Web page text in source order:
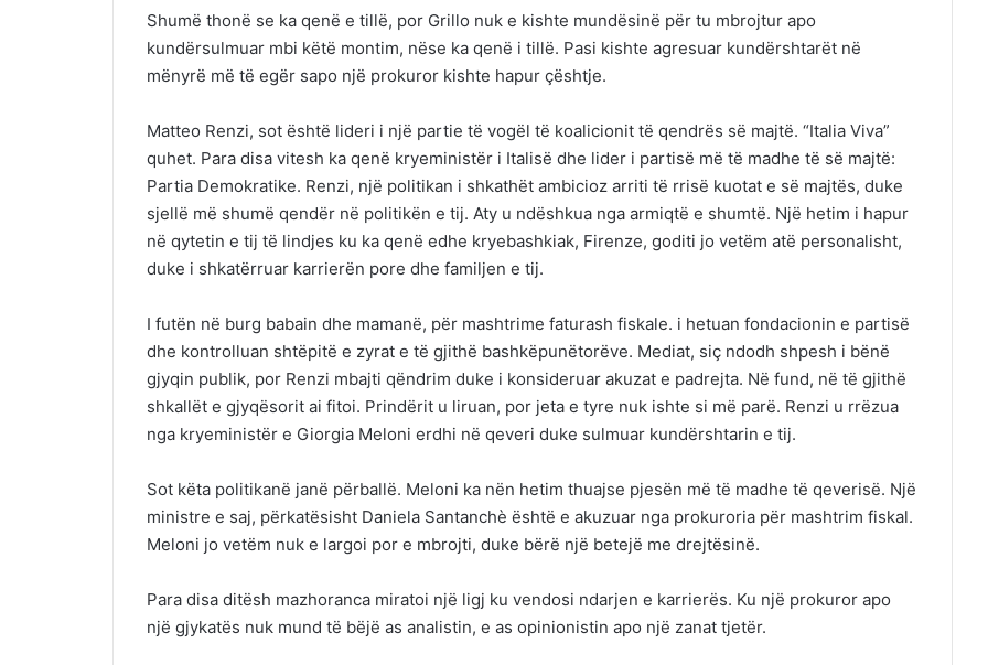
Shumë thonë se ka qenë e tillë, por Grillo nuk e kishte mundësinë për tu mbrojtur apo
kundërsulmuar mbi këtë montim, nëse ka qenë i tillë. Pasi kishte agresuar kundërshtarët në
mënyrë më të egër sapo një prokuror kishte hapur çështje.
Matteo Renzi, sot është lideri i një partie të vogël të koalicionit të qendrës së majtë. “Italia Viva”
quhet. Para disa vitesh ka qenë kryeministër i Italisë dhe lider i partisë më të madhe të së majtë:
Partia Demokratike. Renzi, një politikan i shkathët ambicioz arriti të rrisë kuotat e së majtës, duke
sjellë më shumë qendër në politikën e tij. Aty u ndëshkua nga armiqtë e shumtë. Një hetim i hapur
në qytetin e tij të lindjes ku ka qenë edhe kryebashkiak, Firenze, goditi jo vetëm atë personalisht,
duke i shkatërruar karrierën pore dhe familjen e tij.
I futën në burg babain dhe mamanë, për mashtrime faturash fiskale. i hetuan fondacionin e partisë
dhe kontrolluan shtëpitë e zyrat e të gjithë bashkëpunëtorëve. Mediat, siç ndodh shpesh i bënë
gjyqin publik, por Renzi mbajti qëndrim duke i konsideruar akuzat e padrejta. Në fund, në të gjithë
shkallët e gjyqësorit ai fitoi. Prindërit u liruan, por jeta e tyre nuk ishte si më parë. Renzi u rrëzua
nga kryeministër e Giorgia Meloni erdhi në qeveri duke sulmuar kundërshtarin e tij.
Sot këta politikanë janë përballë. Meloni ka nën hetim thuajse pjesën më të madhe të qeverisë. Një
ministre e saj, përkatësisht Daniela Santanchè është e akuzuar nga prokuroria për mashtrim fiskal.
Meloni jo vetëm nuk e largoi por e mbrojti, duke bërë një betejë me drejtësinë.
Para disa ditësh mazhoranca miratoi një ligj ku vendosi ndarjen e karrierës. Ku një prokuror apo
një gjykatës nuk mund të bëjë as analistin, e as opinionistin apo një zanat tjetër.